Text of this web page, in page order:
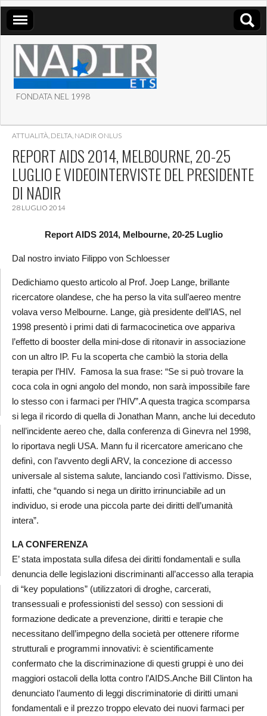
ASSOCIAZIONE NADIR
ETS
FONDATA NEL 1998
ATTUALITÀ, DELTA, NADIR ONLUS
REPORT AIDS 2014, MELBOURNE, 20-25
LUGLIO E VIDEOINTERVISTE DEL PRESIDENTE
DI NADIR
28 LUGLIO 2014
Report AIDS 2014, Melbourne, 20-25 Luglio
Dal nostro inviato Filippo von Schloesser
Dedichiamo questo articolo al Prof. Joep Lange, brillante
ricercatore olandese, che ha perso la vita sull’aereo mentre
volava verso Melbourne. Lange, già presidente dell’IAS, nel
1998 presentò i primi dati di farmacocinetica ove appariva
l’effetto di booster della mini-dose di ritonavir in associazione
con un altro IP. Fu la scoperta che cambiò la storia della
terapia per l’HIV. Famosa la sua frase: “Se si può trovare la
coca cola in ogni angolo del mondo, non sarà impossibile fare
lo stesso con i farmaci per l’HIV”.A questa tragica scomparsa
si lega il ricordo di quella di Jonathan Mann, anche lui deceduto
nell’incidente aereo che, dalla conferenza di Ginevra nel 1998,
lo riportava negli USA. Mann fu il ricercatore americano che
definì, con l’avvento degli ARV, la concezione di accesso
universale al sistema salute, lanciando così l’attivismo. Disse,
infatti, che “quando si nega un diritto irrinunciabile ad un
individuo, si erode una piccola parte dei diritti dell’umanità
intera”.
LA CONFERENZA
E’ stata impostata sulla difesa dei diritti fondamentali e sulla
denuncia delle legislazioni discriminanti all’accesso alla terapia
di “key populations” (utilizzatori di droghe, carcerati,
transessuali e professionisti del sesso) con sessioni di
formazione dedicate a prevenzione, diritti e terapie che
necessitano dell’impegno della società per ottenere riforme
strutturali e programmi innovativi: è scientificamente
confermato che la discriminazione di questi gruppi è uno dei
maggiori ostacoli della lotta contro l’AIDS.Anche Bill Clinton ha
denunciato l’aumento di leggi discriminatorie di diritti umani
fondamentali e il prezzo troppo elevato dei nuovi farmaci per